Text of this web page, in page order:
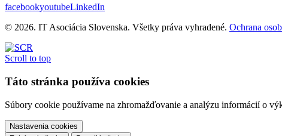
facebookyoutubeLinkedIn
© 2026. IT Asociácia Slovenska. Všetky práva vyhradené. Ochrana
Scroll to top
Táto stránka používa cookies
Súbory cookie používame na zhromažďovanie a analýzu informácií o
Nastavenia cookies